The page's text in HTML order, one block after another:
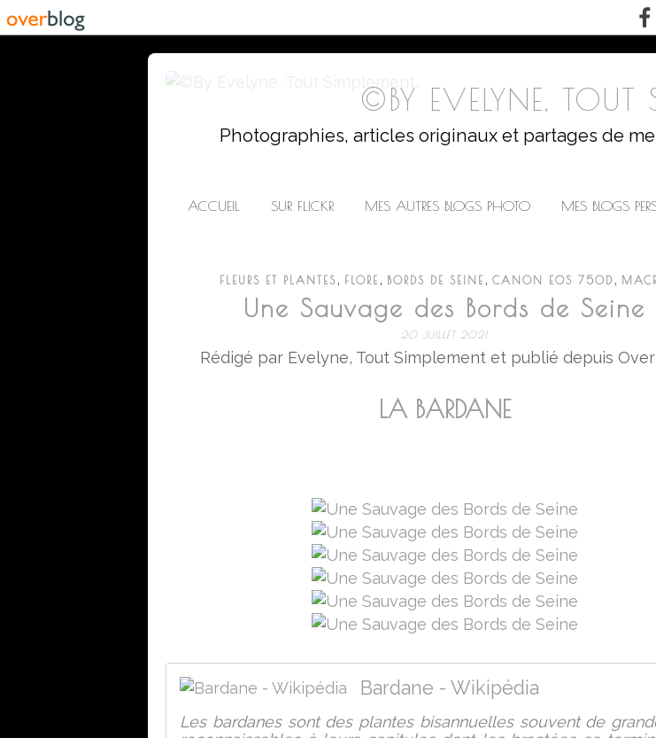
©BY EVELYNE, TOUT
Photographies, articles originaux et partages de
ACCUEIL SUR FLICKR MES AUTRES BLOGS PHOTO MES BLOGS
FLEURS ET PLANTES , FLORE , BORDS DE SEINE , CANON EOS 750D ,
Une Sauvage des Bords de Seine
20 JUILLET 2021
Rédigé par Evelyne, Tout Simplement et publié depuis
LA BARDANE
Bardane - Wikipédia
Les bardanes sont des plantes bisannuelles souvent de